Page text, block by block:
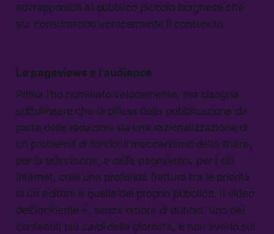
sovrapponibili al pubblico piccolo borghese che
sta consumando voracemente il contenuto.
Le pageviews e l’audience
Prima l’ho nominato velocemente, ma bisogna
sottolineare che la difesa della pubblicazione da
parte delle redazioni sia una razionalizzazione di
un problema di fondo: il meccanismo dello share,
per la televisione, e delle pageviews, per i siti
internet, crea una profonda frattura tra le priorità
di un editore e quelle del proprio pubblico. Il video
dell’incidente è, senza ombra di dubbio, uno dei
contenuti più caldidella giornata, e non averlo sul